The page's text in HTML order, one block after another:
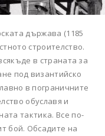
държава (1185
строителство.
в страната за
под византийско
в пограничните
обуславя и
тактика. Все по-
бой. Обсадите на